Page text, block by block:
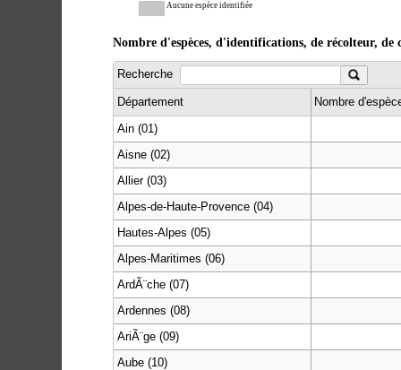
Aucune espèce identifiée
Nombre d'espèces, d'identifications, de récolteur, de
Recherche
Département
Nombre
Ain (01)
Aisne (02)
Allier (03)
Alpes-de-Haute-Provence (04)
Hautes-Alpes (05)
Alpes-Maritimes (06)
ArdÃ¨che (07)
Ardennes (08)
AriÃ¨ge (09)
Aube (10)